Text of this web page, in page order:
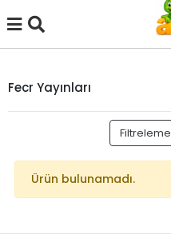
Fecr Yayınları
Filtreleme
Ürün bulunamadı.